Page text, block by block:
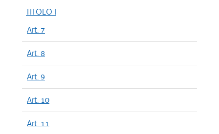
TITOLO I
Art. 7
Art. 8
Art. 9
Art. 10
Art. 11